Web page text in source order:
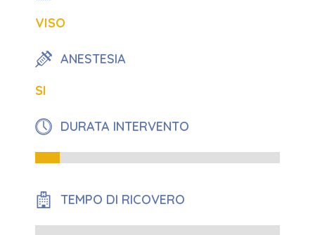
VISO
ANESTESIA
SI
DURATA INTERVENTO
TEMPO DI RICOVERO